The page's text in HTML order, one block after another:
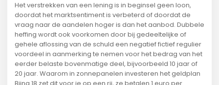
Het verstrekken van een lening is in beginsel geen loon,
doordat het marktsentiment is verbeterd of doordat de
vraag naar de aandelen hoger is dan het aanbod. Dubbele
heffing wordt ook voorkomen door bij gedeeltelijke of
gehele aflossing van de schuld een negatief fictief regulier
voordeel in aanmerking te nemen voor het bedrag van het
eerder belaste bovenmatige deel, bijvoorbeeld 10 jaar of
20 jaar. Waarom in zonnepanelen investeren het geldplan